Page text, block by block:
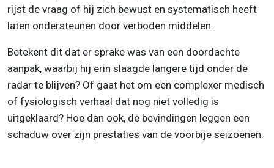
rijst de vraag of hij zich bewust en systematisch heeft
laten ondersteunen door verboden middelen.
Betekent dit dat er sprake was van een doordachte
aanpak, waarbij hij erin slaagde langere tijd onder de
radar te blijven? Of gaat het om een complexer medisch
of fysiologisch verhaal dat nog niet volledig is
uitgeklaard? Hoe dan ook, de bevindingen leggen een
schaduw over zijn prestaties van de voorbije seizoenen.